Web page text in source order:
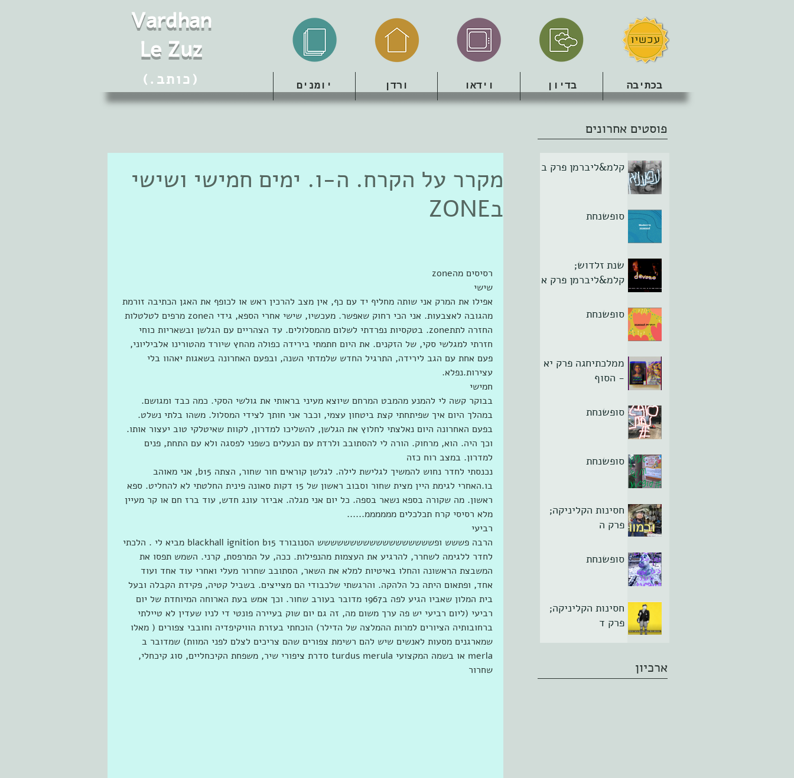
Vardhan
Le Zuz
(.כותב) בכתיבה בדיון וידאו ורדן יומנים
פוסטים אחרונים
מקרר על הקרח. ה-ו. ימים חמישי ושישי
בZONE
רסיסים מהzone
שישי
אפילו את המרק אני שותה מחליף יד עם כף, אין מצב להרכין ראש או לכופף את האגן הכתיבה זורמת
מהגובה לאצבעות. אני הכי רחוק שאפשר. מעכשיו, שישי אחרי הספא, גידי הzone מרפים לטלטלות
החזרה לתתzone. בטקסיות נפרדתי לשלום מהמסלולים. עד הצהריים עם הגלשן ובשאריות כוחי
חזרתי למגלשי סקי, של הזקנים. את היום חתמתי בירידה כפולה מהחץ שיורד מהטורינו אלביליוני,
פעם אחת עם הגב לירידה, התרגיל החדש שלמדתי השנה, ובפעם האחרונה בשאגות יאהוו בלי
עצירות.נפלא.
חמישי
בבוקר קשה לי להמנע מהמבט המרחם שיוצא מעיני בראותי את גולשי הסקי. כמה כבד ומגושם.
במהלך היום איך שפיתחתי קצת ביטחון עצמי, וכבר אני חותך לצידי המסלול. משהו בלתי נשלט.
בפעם האחרונה היום נאלצתי לחלוץ את הגלשן, להשליכו למדרון, לקוות שאיטלקי טוב יעצור אותו.
וכך היה. הוא, מרחוק. הורה לי להסתובב ולרדת עם הנעלים כשפני לפסגה ולא עם התחת, פנים
למדרון. במצב רוח כזה
נכנסתי לחדר נחוש להמשיך לגלישת לילה. לגלשן קוראים חור שחור, הצתה b15, אני מאוהב
בו.האחרי לגימת היין מצית שחור וסבוב ראשון של 15 דקות סאונה פינית החלטתי לא להחליט. ספא
ראשון. מה שקורה בספא נשאר בספה. כל יום אני מגלה. אביזר עונג חדש, עוד ברז חם או קר מעיין
מלא רסיסי קרח תכלכלים ממממממ......
רביעי
הרבה פששש ופשששששששששששששששששש הסנובורד blackhall ignition b15 מביא לי . הלכתי
לחדר ללגימה לשחרר, להרגיע את העצמות מהנפילות. ככה, על המרפסת, קרני. השמש תפסו את
המשבצת הראשונה והחלו באיטיות למלא את השאר, הסתובב שחרור מעלי ואחרי עוד אחד ועוד
אחד, ופתאום היתה כל הלהקה. והרגשתי שלכבודי הם מצייצים. בשביל קטיה, פקידת הקבלה ובעל
בית המלון שאביו הגיע לפה ב1967 מדובר בעורב שחור. וכך אמש בעת הארוחה המיוחדת של יום
רביעי (ליום רביעי יש פה ערך משום מה, זה גם יום שוק בעיירה פונטי די לניו שעדין לא טיילתי
ברחובותיה הציורים למרות ההמלצה של הדילר) הוכחתי בעזרת הוויקיפדיה וחובבי צפורים ( מאלו
שמארגנים מסעות לאנשים שיש להם רשימת צפורים שהם צריכים לצלם לפני המוות) שמדובר ב
merla או בשמה המקצועי turdus merula סדרת ציפורי שיר, משפחת הקיכחליים, סוג קיכחלי,
שחרור
קלמ&ליברמן פרק ב
סופשנחת
שנת זלדוש;
קלמ&ליברמן פרק א
סופשנחת
ממלכתיחגה פרק יא
- הסוף
סופשנחת
סופשנחת
חסינות הקליניקה;
פרק ה
סופשנחת
חסינות הקליניקה;
פרק ד
ארכיון